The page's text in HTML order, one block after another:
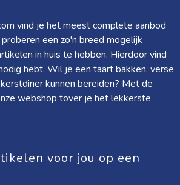
vind je het meest complete aanbod
een zo'n breed mogelijk
in huis te hebben. Hierdoor vind
hebt. Wil je een taart bakken, verse
kunnen bereiden? Met de
webshop tover je het lekkerste
voor jou op een